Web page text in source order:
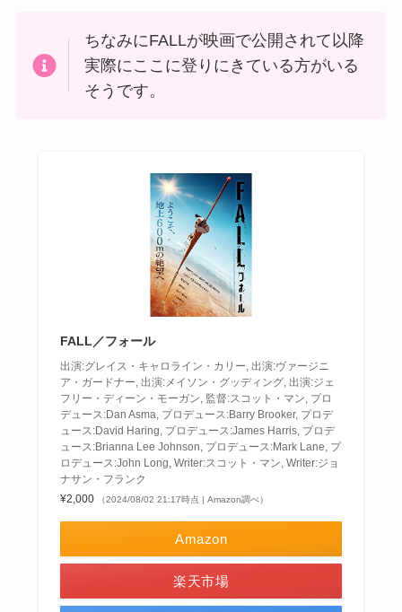
ちなみにFALLが映画で公開されて以降
実際にここに登りにきている方がいる
そうです。
FALL／フォール
出演:グレイス・キャロライン・カリー, 出演:ヴァージニ
ア・ガードナー, 出演:メイソン・グッディング, 出演:ジェ
フリー・ディーン・モーガン, 監督:スコット・マン, プロ
デュース:Dan Asma, プロデュース:Barry Brooker, プロデ
ュース:David Haring, プロデュース:James Harris, プロデ
ュース:Brianna Lee Johnson, プロデュース:Mark Lane, プ
ロデュース:John Long, Writer:スコット・マン, Writer:ジョ
ナサン・フランク
¥2,000
（2024/08/02 21:17時点 | Amazon調べ）
Amazon
楽天市場